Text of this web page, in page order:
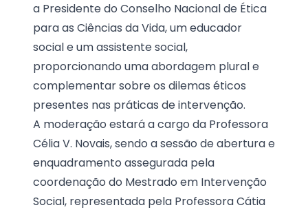
a Presidente do Conselho Nacional de Ética
para as Ciências da Vida, um educador
social e um assistente social,
proporcionando uma abordagem plural e
complementar sobre os dilemas éticos
presentes nas práticas de intervenção.
A moderação estará a cargo da Professora
Célia V. Novais, sendo a sessão de abertura e
enquadramento assegurada pela
coordenação do Mestrado em Intervenção
Social, representada pela Professora Cátia